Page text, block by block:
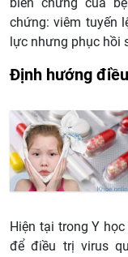
chứng: viêm tuyến
lực nhưng phục hồi
Định hướng
Hiện tại trong Y
để điều trị virus